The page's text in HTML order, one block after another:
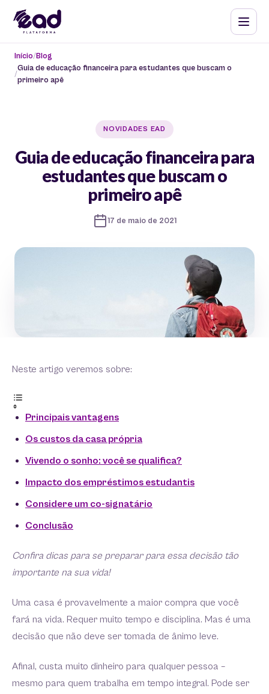
Início Blog
Guia de educação financeira para estudantes que buscam o
primeiro apê
NOVIDADES EAD
Guia de educação financeira para
estudantes que buscam o
primeiro apê
17 de maio de 2021
Neste artigo veremos sobre:
Principais vantagens
Os custos da casa própria
Vivendo o sonho: você se qualifica?
Impacto dos empréstimos estudantis
Considere um co-signatário
Conclusão
Confira dicas para se preparar para essa decisão tão
importante na sua vida!
Uma casa é provavelmente a maior compra que você
fará na vida. Requer muito tempo e disciplina. Mas é uma
decisão que não deve ser tomada de ânimo leve.
Afinal, custa muito dinheiro para qualquer pessoa –
mesmo para quem trabalha em tempo integral. Pode ser